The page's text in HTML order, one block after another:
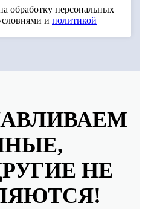
обработку персональных
и политикой
НЕ